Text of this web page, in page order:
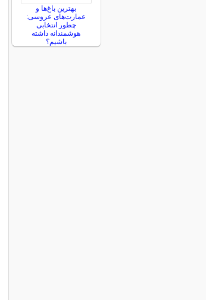
بهترین باغ‌ها و
عمارت‌های عروسی:
چطور انتخابی
هوشمندانه داشته
باشیم؟